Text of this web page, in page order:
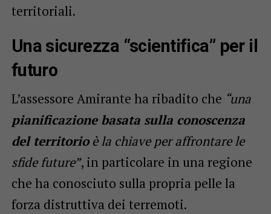
territoriali.
Una sicurezza “scientifica” per il
futuro
L’assessore Amirante ha ribadito che “una
pianificazione basata sulla conoscenza
del territorioè la chiave per affrontare le
sfide future”, in particolare in una regione
che ha conosciuto sulla propria pelle la
forza distruttiva dei terremoti.